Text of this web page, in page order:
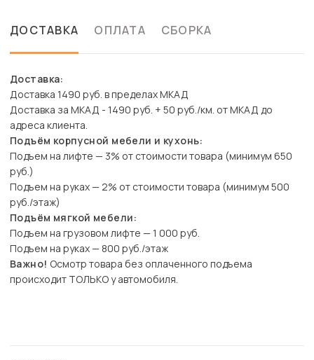
ДОСТАВКА ОПЛАТА СБОРКА
Доставка:
Доставка 1490 руб. в пределах МКАД
Доставка за МКАД - 1490 руб. + 50 руб./км. от МКАД до
адреса клиента.
Подъём корпусной мебели и кухонь:
Подъем на лифте — 3% от стоимости товара (минимум 650
руб.)
Подъем на руках — 2% от стоимости товара (минимум 500
руб./этаж)
Подъём мягкой мебели:
Подъем на грузовом лифте — 1 000 руб.
Подъем на руках — 800 руб./этаж
Важно! Осмотр товара без оплаченного подъема
происходит ТОЛЬКО у автомобиля.